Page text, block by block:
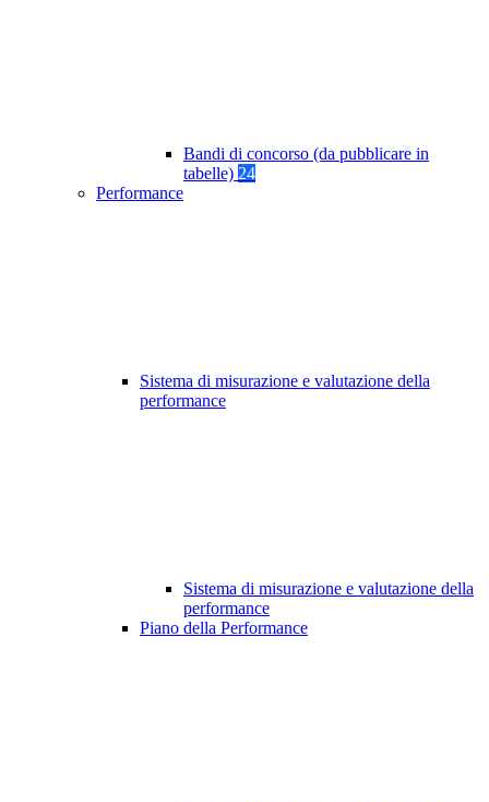
Bandi di concorso (da pubblicare in
tabelle) 24
Performance
Sistema di misurazione e valutazione della
performance
Sistema di misurazione e valutazione della
performance
Piano della Performance